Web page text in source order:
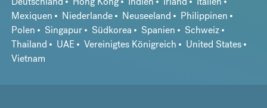
Mexiquen
Niederlande Neuseeland
Philippinen
Polen
Singapur Südkorea Spanien
Schweiz
Thailand
UAE Vereinigtes Königreich
United States
Vietnam